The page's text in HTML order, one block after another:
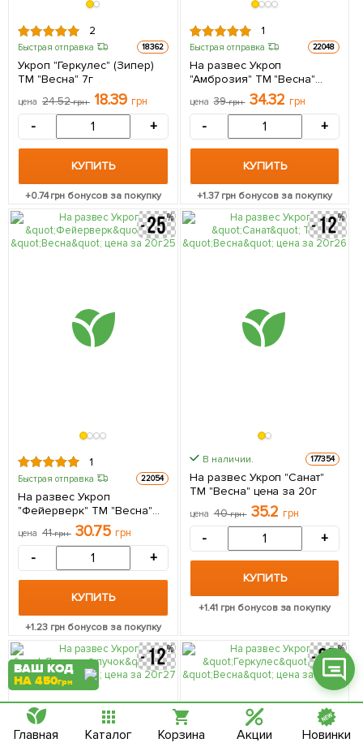
2
Быстрая отправка 18362
Укроп "Геркулес" (Зипер)
ТМ "Весна" 7г
цена 24.52грн 18.39 грн
- +
КУПИТЬ
+0.74грн бонусов за покупку
1
Быстрая отправка 22048
На развес Укроп
"Амброзия" ТМ "Весна"
цена за 20г
цена 39грн 34.32 грн
- +
КУПИТЬ
+1.37грн бонусов за покупку
1
Быстрая отправка 22054
На развес Укроп
"Фейерверк" ТМ "Весна"
цена за 20г
цена 41грн 30.75 грн
- +
КУПИТЬ
+1.23 грн бонусов за покупку
В наличии. 177354
На развес Укроп "Санат"
ТМ "Весна" цена за 20г
цена 40грн 35.2 грн
- +
КУПИТЬ
+1.41грн бонусов за покупку
Фейсбук
Телеграм
Вайбер
Інстаграм
Онлайн чат
ВАШ КОД
НА 450грн
Главная Каталог Корзина Акции Новинки